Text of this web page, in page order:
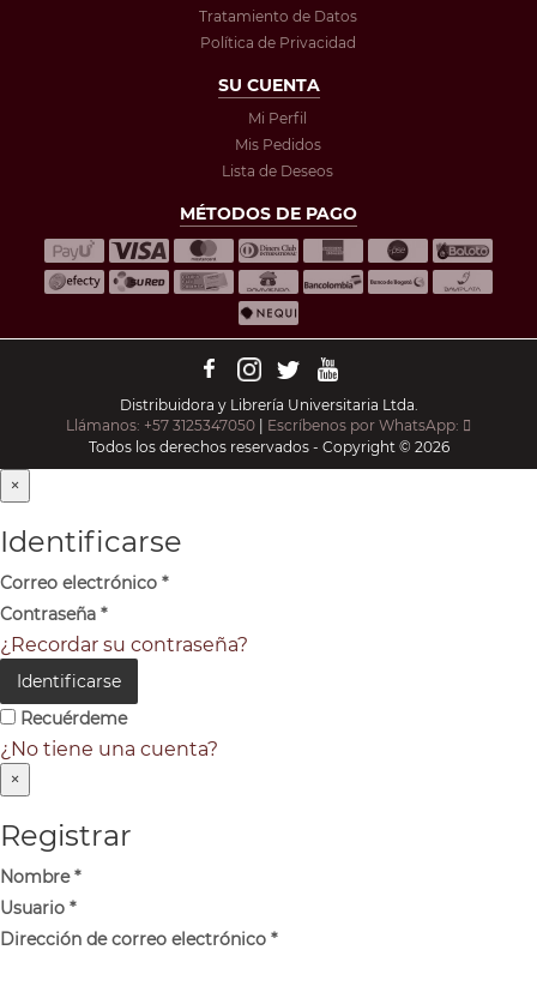
Tratamiento de Datos
Política de Privacidad
SU CUENTA
Mi Perfil
Mis Pedidos
Lista de Deseos
MÉTODOS DE PAGO
Distribuidora y Librería Universitaria Ltda.
Llámanos: +57 3125347050 | Escríbenos por WhatsApp:
Todos los derechos reservados - Copyright © 2026
×
Identificarse
Correo electrónico *
Contraseña *
¿Recordar su contraseña?
Identificarse
Recuérdeme
¿No tiene una cuenta?
×
Registrar
Nombre*
Usuario *
Dirección de correo electrónico *